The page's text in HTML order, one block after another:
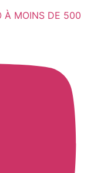
À MOINS DE 500